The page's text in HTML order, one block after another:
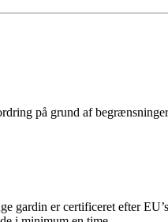
på grund af
gardin er certificeret efter